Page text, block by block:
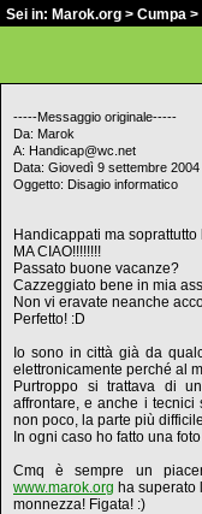
Sei in: Marok.org > Cumpa >
-----Messaggio originale-----
Da: Marok
A: Handicap@wc.net
Data: Giovedì 9 settembre 2004
Oggetto: Disagio informatico
Handicappati ma
MA CIAO!!!!!!!!
Passato buone vacanze?
Cazzeggiato bene in mia
Non vi eravate neanche
Perfetto! :D
Io sono in città già da
elettronicamente perché al
Purtroppo si trattava di
affrontare, e anche i
non poco, la parte più
In ogni caso ho fatto una
Cmq è sempre un
www.marok.org ha superato
monnezza! Figata! :)